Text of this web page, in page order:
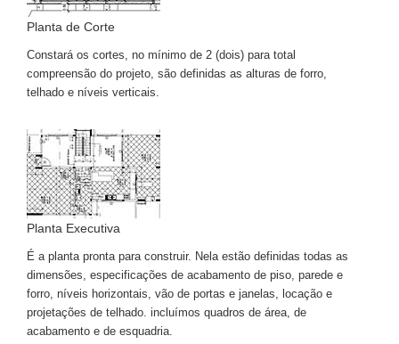
Planta de Corte
Constará os cortes, no mínimo de 2 (dois) para total
compreensão do projeto, são definidas as alturas de forro,
telhado e níveis verticais.
Planta Executiva
É a planta pronta para construir. Nela estão definidas todas as
dimensões, especificações de acabamento de piso, parede e
forro, níveis horizontais, vão de portas e janelas, locação e
projetações de telhado. incluímos quadros de área, de
acabamento e de esquadria.